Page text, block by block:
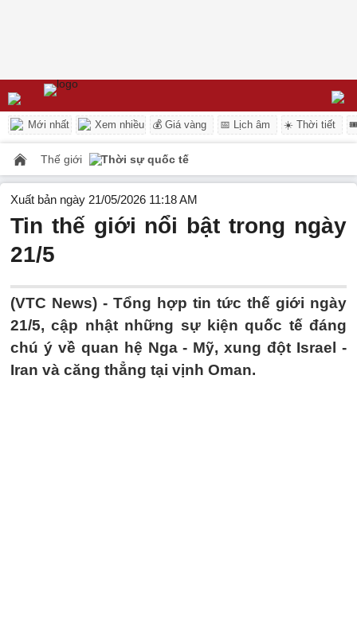
Mới nhất Xem nhiều 💰 Giá vàng 📅 Lịch âm ☀️ Thời tiết
Thế giới Thời sự quốc tế
Xuất bản ngày 21/05/2026 11:18 AM
Tin thế giới nổi bật trong ngày
21/5
(VTC News) - Tổng hợp tin tức thế giới ngày
21/5, cập nhật những sự kiện quốc tế đáng
chú ý về quan hệ Nga - Mỹ, xung đột Israel -
Iran và căng thẳng tại vịnh Oman.